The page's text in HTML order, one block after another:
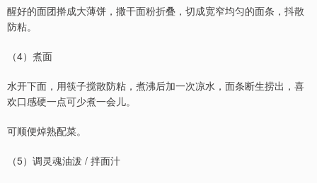
醒好的面团擀成大薄饼，撒干面粉折叠，切成宽窄均匀的面条，抖散
防粘。
（4）煮面
水开下面，用筷子搅散防粘，煮沸后加一次凉水，面条断生捞出，喜
欢口感硬一点可少煮一会儿。
可顺便焯熟配菜。
（5）调灵魂油泼 / 拌面汁